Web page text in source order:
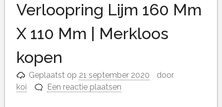
Verloopring Lijm 160 Mm
X 110 Mm | Merkloos
kopen
Geplaatst op 21 september 2020
door
koi
Een reactie plaatsen